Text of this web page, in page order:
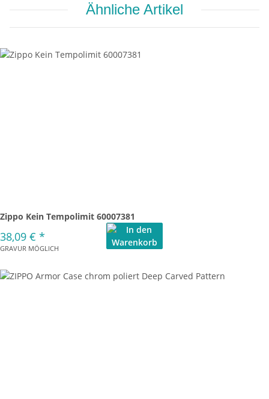
Ähnliche Artikel
Zippo Kein Tempolimit 60007381
38,09 € *
GRAVUR MÖGLICH